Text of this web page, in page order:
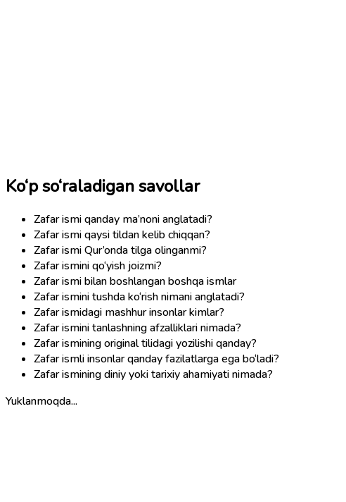
Ko‘p so‘raladigan savollar
Zafar ismi qanday ma’noni anglatadi?
Zafar ismi qaysi tildan kelib chiqqan?
Zafar ismi Qur’onda tilga olinganmi?
Zafar ismini qo‘yish joizmi?
Zafar ismi bilan boshlangan boshqa ismlar
Zafar ismini tushda ko‘rish nimani anglatadi?
Zafar ismidagi mashhur insonlar kimlar?
Zafar ismini tanlashning afzalliklari nimada?
Zafar ismining original tilidagi yozilishi qanday?
Zafar ismli insonlar qanday fazilatlarga ega bo‘ladi?
Zafar ismining diniy yoki tarixiy ahamiyati nimada?
Yuklanmoqda...